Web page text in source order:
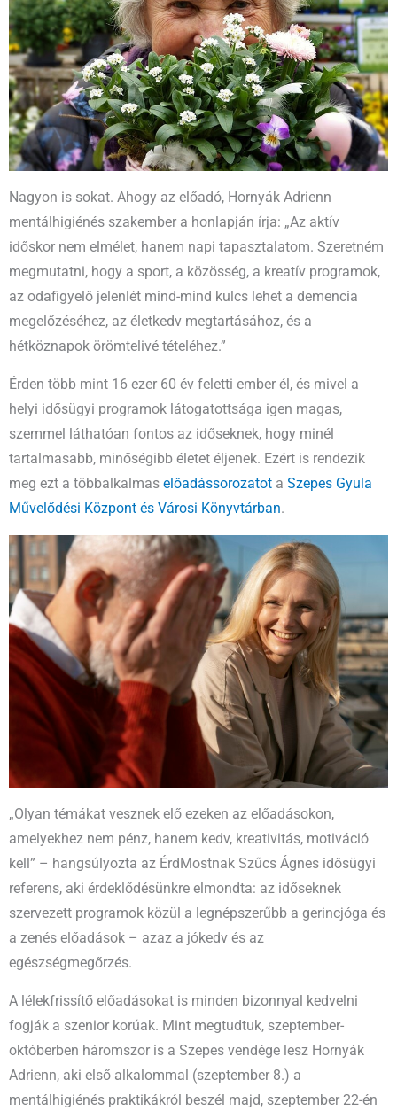
Nagyon is sokat. Ahogy az előadó, Hornyák Adrienn
mentálhigiénés szakember a honlapján írja: „Az aktív
időskor nem elmélet, hanem napi tapasztalatom. Szeretném
megmutatni, hogy a sport, a közösség, a kreatív programok,
az odafigyelő jelenlét mind-mind kulcs lehet a demencia
megelőzéséhez, az életkedv megtartásához, és a
hétköznapok örömtelivé tételéhez.”
Érden több mint 16 ezer 60 év feletti ember él, és mivel a
helyi idősügyi programok látogatottsága igen magas,
szemmel láthatóan fontos az időseknek, hogy minél
tartalmasabb, minőségibb életet éljenek. Ezért is rendezik
meg ezt a többalkalmas előadássorozatot a Szepes Gyula
Művelődési Központ és Városi Könyvtárban.
„Olyan témákat vesznek elő ezeken az előadásokon,
amelyekhez nem pénz, hanem kedv, kreativitás, motiváció
kell” – hangsúlyozta az ÉrdMostnak Szűcs Ágnes idősügyi
referens, aki érdeklődésünkre elmondta: az időseknek
szervezett programok közül a legnépszerűbb a gerincjóga és
a zenés előadások – azaz a jókedv és az
egészségmegőrzés.
A lélekfrissítő előadásokat is minden bizonnyal kedvelni
fogják a szenior korúak. Mint megtudtuk, szeptember-
októberben háromszor is a Szepes vendége lesz Hornyák
Adrienn, aki első alkalommal (szeptember 8.) a
mentálhigiénés praktikákról beszél majd, szeptember 22-én